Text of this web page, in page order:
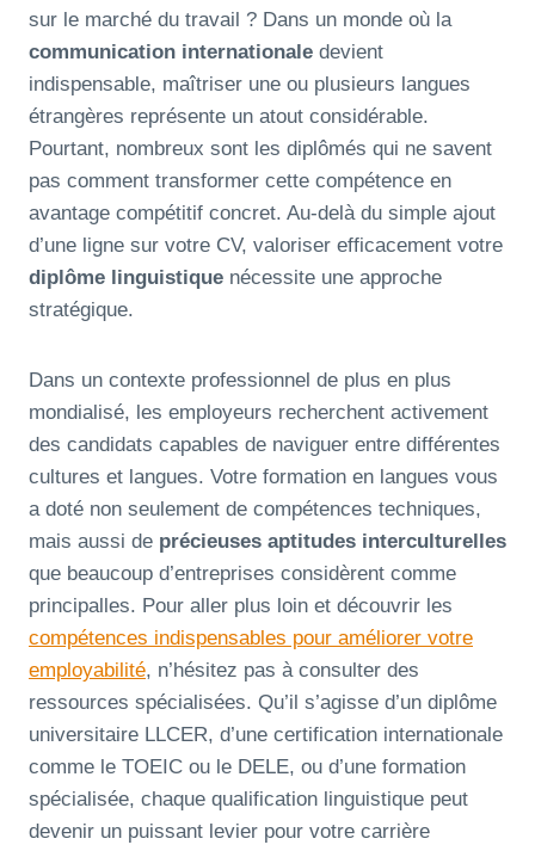
sur le marché du travail ? Dans un monde où la
communication internationale devient
indispensable, maîtriser une ou plusieurs langues
étrangères représente un atout considérable.
Pourtant, nombreux sont les diplômés qui ne savent
pas comment transformer cette compétence en
avantage compétitif concret. Au-delà du simple ajout
d’une ligne sur votre CV, valoriser efficacement votre
diplôme linguistique nécessite une approche
stratégique.
Dans un contexte professionnel de plus en plus
mondialisé, les employeurs recherchent activement
des candidats capables de naviguer entre différentes
cultures et langues. Votre formation en langues vous
a doté non seulement de compétences techniques,
mais aussi de précieuses aptitudes interculturelles
que beaucoup d’entreprises considèrent comme
principalles. Pour aller plus loin et découvrir les
compétences indispensables pour améliorer votre
employabilité, n’hésitez pas à consulter des
ressources spécialisées. Qu’il s’agisse d’un diplôme
universitaire LLCER, d’une certification internationale
comme le TOEIC ou le DELE, ou d’une formation
spécialisée, chaque qualification linguistique peut
devenir un puissant levier pour votre carrière